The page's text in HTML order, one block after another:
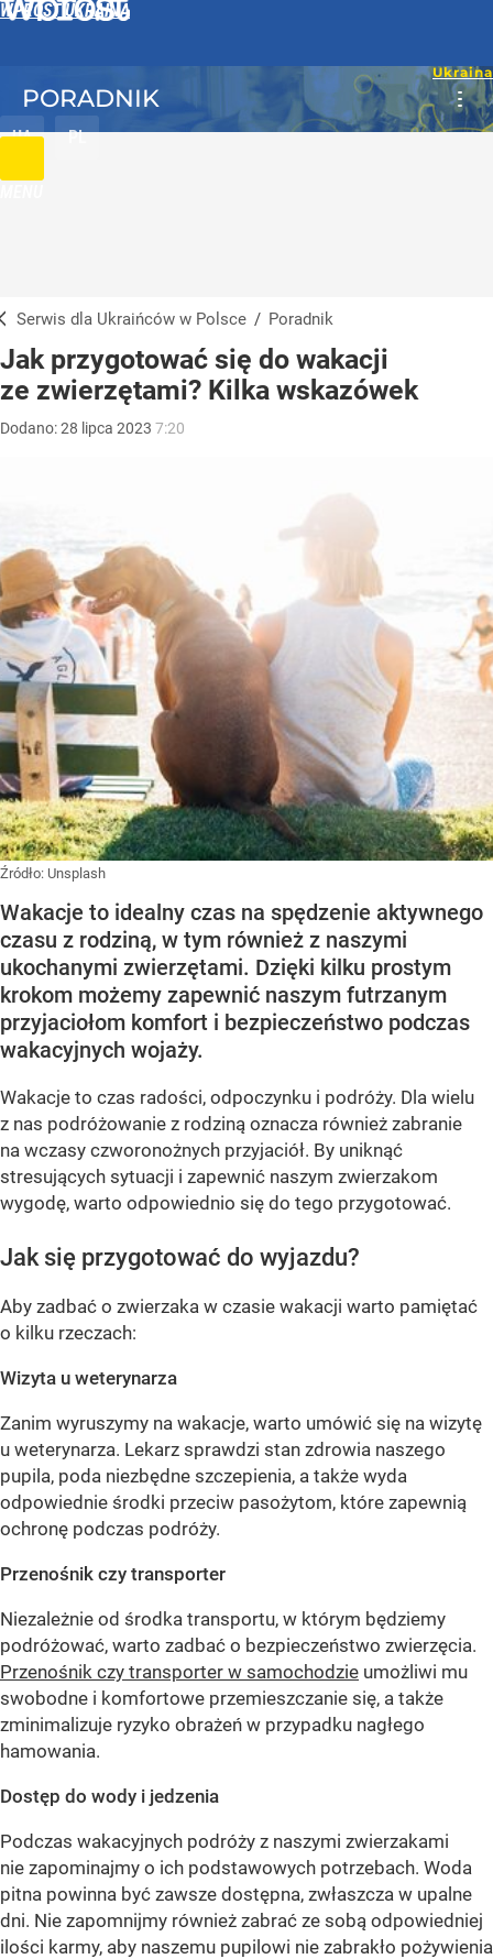
WPROST UKRAINA
UA PL
PORADNIK
Serwis dla Ukraińców w Polsce / Poradnik
Jak przygotować się do wakacji
ze zwierzętami? Kilka wskazówek
Dodano:28 lipca 2023 7:20
Źródło: Unsplash
Wakacje to idealny czas na spędzenie aktywnego
czasu z rodziną, w tym również z naszymi
ukochanymi zwierzętami. Dzięki kilku prostym
krokom możemy zapewnić naszym futrzanym
przyjaciołom komfort i bezpieczeństwo podczas
wakacyjnych wojaży.
Wakacje to czas radości, odpoczynku i podróży. Dla wielu
z nas podróżowanie z rodziną oznacza również zabranie
na wczasy czworonożnych przyjaciół. By uniknąć
stresujących sytuacji i zapewnić naszym zwierzakom
wygodę, warto odpowiednio się do tego przygotować.
Jak się przygotować do wyjazdu?
Aby zadbać o zwierzaka w czasie wakacji warto pamiętać
o kilku rzeczach:
Wizyta u weterynarza
Zanim wyruszymy na wakacje, warto umówić się na wizytę
u weterynarza. Lekarz sprawdzi stan zdrowia naszego
pupila, poda niezbędne szczepienia, a także wyda
odpowiednie środki przeciw pasożytom, które zapewnią
ochronę podczas podróży.
Przenośnik czy transporter
Niezależnie od środka transportu, w którym będziemy
podróżować, warto zadbać o bezpieczeństwo zwierzęcia.
Przenośnik czy transporter w samochodzie umożliwi mu
swobodne i komfortowe przemieszczanie się, a także
zminimalizuje ryzyko obrażeń w przypadku nagłego
hamowania.
Dostęp do wody i jedzenia
Podczas wakacyjnych podróży z naszymi zwierzakami
nie zapominajmy o ich podstawowych potrzebach. Woda
pitna powinna być zawsze dostępna, zwłaszcza w upalne
dni. Nie zapomnijmy również zabrać ze sobą odpowiedniej
ilości karmy, aby naszemu pupilowi nie zabrakło pożywienia